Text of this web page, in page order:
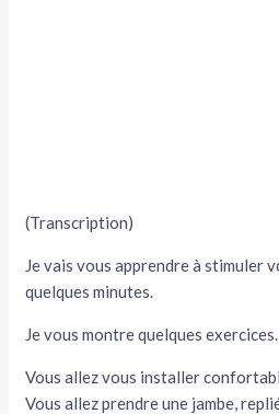
(Transcription)
Je vais vous apprendre à stimuler
quelques minutes.
Je vous montre quelques exercices.
Vous allez vous installer
Vous allez prendre une jambe,